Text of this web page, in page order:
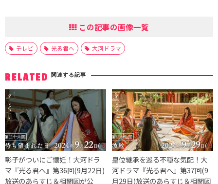
この記事の画像一覧
テレビ 光る君へ 大河ドラマ
RELATED 関連する記事
彰子がついにご懐妊！大河ドラ
マ『光る君へ』第36回(9月22日)
放送のあらすじ＆相関図が公
皇位継承を巡る不穏な気配！大
河ドラマ『光る君へ』第37回(9
月29日)放送のあらすじ＆相関図